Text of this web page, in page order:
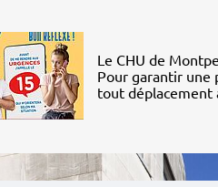
Le CHU de
Pour garantir une
tout déplacement